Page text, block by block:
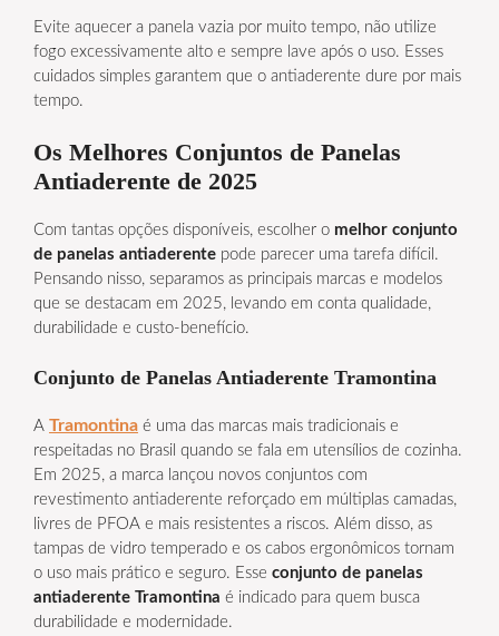
Evite aquecer a panela vazia por muito tempo, não utilize
fogo excessivamente alto e sempre lave após o uso. Esses
cuidados simples garantem que o antiaderente dure por mais
tempo.
Os Melhores Conjuntos de Panelas
Antiaderente de 2025
Com tantas opções disponíveis, escolher o melhor conjunto
de panelas antiaderente pode parecer uma tarefa difícil.
Pensando nisso, separamos as principais marcas e modelos
que se destacam em 2025, levando em conta qualidade,
durabilidade e custo-benefício.
Conjunto de Panelas Antiaderente Tramontina
A Tramontina é uma das marcas mais tradicionais e
respeitadas no Brasil quando se fala em utensílios de cozinha.
Em 2025, a marca lançou novos conjuntos com
revestimento antiaderente reforçado em múltiplas camadas,
livres de PFOA e mais resistentes a riscos. Além disso, as
tampas de vidro temperado e os cabos ergonômicos tornam
o uso mais prático e seguro. Esse conjunto de panelas
antiaderente Tramontina é indicado para quem busca
durabilidade e modernidade.